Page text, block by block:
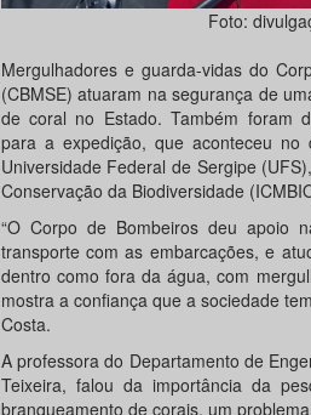
Foto:
Mergulhadores e guarda-vidas do
(CBMSE) atuaram na segurança de
de coral no Estado. Também foram
para a expedição, que aconteceu
Universidade Federal de Sergipe
Conservação da Biodiversidade
“O Corpo de Bombeiros deu apoio
transporte com as embarcações, e
dentro como fora da água, com
mostra a confiança que a sociedade
Costa.
A professora do Departamento de
Teixeira, falou da importância da
branqueamento de corais, um